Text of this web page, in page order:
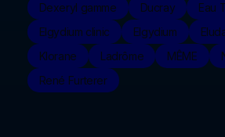
Dexeryl gamme
Ducray
Eau
Elgydium clinic
Elgydium
Klorane
Ladrôme MÊME
René Furterer